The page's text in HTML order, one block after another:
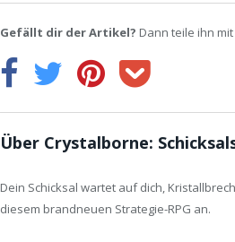
Gefällt dir der Artikel? Dann teile ihn
Über Crystalborne:
Dein Schicksal wartet auf dich,
diesem brandneuen Strategie-RPG an.